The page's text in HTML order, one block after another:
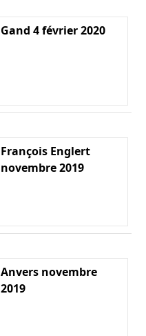
Gand 4 février 2020
François Englert
novembre 2019
Anvers novembre
2019